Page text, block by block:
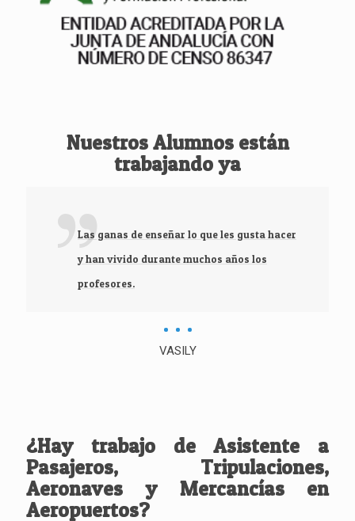
Nuestros Alumnos están
trabajando ya
Las ganas de enseñar lo que les gusta hacer
y han vivido durante muchos años los
profesores.
VASILY
¿Hay trabajo de Asistente a
Pasajeros, Tripulaciones,
Aeronaves y Mercancías en
Aeropuertos?